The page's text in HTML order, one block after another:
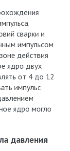
сварки и
импульсом
действия
ядро двух
от 4 до 12
импульс
ядро могло
давления